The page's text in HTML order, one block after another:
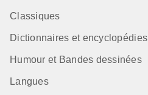
Classiques
Dictionnaires et encyclopédies
Humour et Bandes dessinées
Langues